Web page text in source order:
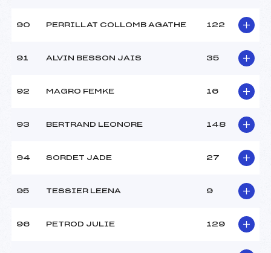
90 PERRILLAT COLLOMB AGATHE 122
91 ALVIN BESSON JAIS 35
92 MAGRO FEMKE 16
93 BERTRAND LEONORE 148
94 SORDET JADE 27
95 TESSIER LEENA 9
96 PETROD JULIE 129